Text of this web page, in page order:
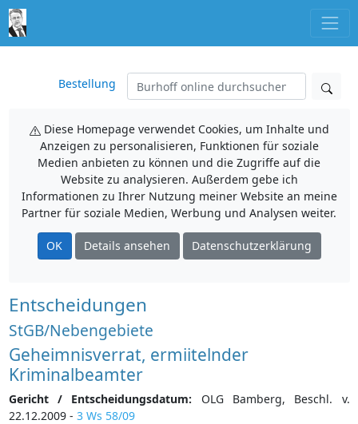
Bestellung
Diese Homepage verwendet Cookies, um Inhalte und
Anzeigen zu personalisieren, Funktionen für soziale
Medien anbieten zu können und die Zugriffe auf die
Website zu analysieren. Außerdem gebe ich
Informationen zu Ihrer Nutzung meiner Website an meine
Partner für soziale Medien, Werbung und Analysen weiter.
OK Details ansehen Datenschutzerklärung
Entscheidungen
StGB/Nebengebiete
Geheimnisverrat, ermiitelnder
Kriminalbeamter
Gericht / Entscheidungsdatum: OLG Bamberg, Beschl. v.
22.12.2009 - 3 Ws 58/09